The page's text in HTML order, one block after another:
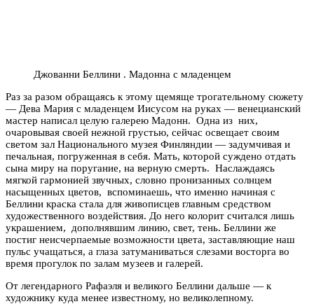
Джованни Беллини . Мадонна с младенцем
Раз за разом обращаясь к этому щемяще трогательному сюжету
— Дева Мария с младенцем Иисусом на руках — венецианский
мастер написал целую галерею Мадонн. Одна из них,
очаровывая своей нежной грустью, сейчас освещает своим
светом зал Национального музея Финляндии — задумчивая и
печальная, погруженная в себя. Мать, которой суждено отдать
сына миру на поругание, на верную смерть. Наслаждаясь
мягкой гармонией звучных, словно пронизанных солнцем
насыщенных цветов, вспоминаешь, что именно начиная с
Беллини краска стала для живописцев главным средством
художественного воздействия. До него колорит считался лишь
украшением, дополнявшим линию, свет, тень. Беллини же
постиг неисчерпаемые возможности цвета, заставляющие наш
пульс учащаться, а глаза затуманиваться слезами восторга во
время прогулок по залам музеев и галерей.
От легендарного Рафаэля и великого Беллини дальше — к
художнику куда менее известному, но великолепному.